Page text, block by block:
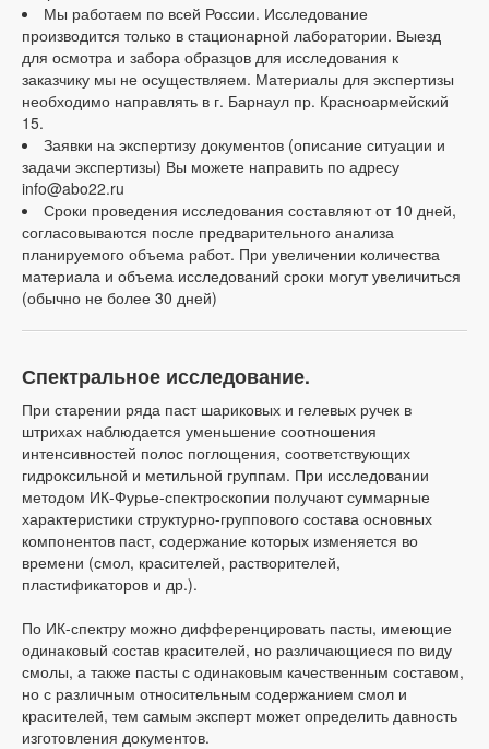
Мы работаем по всей России. Исследование
производится только в стационарной лаборатории. Выезд
для осмотра и забора образцов для исследования к
заказчику мы не осуществляем. Материалы для экспертизы
необходимо направлять в г. Барнаул пр. Красноармейский
15.
Заявки на экспертизу документов (описание ситуации и
задачи экспертизы) Вы можете направить по адресу
info@abo22.ru
Сроки проведения исследования составляют от 10 дней,
согласовываются после предварительного анализа
планируемого объема работ. При увеличении количества
материала и объема исследований сроки могут увеличиться
(обычно не более 30 дней)
Спектральное исследование.
При старении ряда паст шариковых и гелевых ручек в
штрихах наблюдается уменьшение соотношения
интенсивностей полос поглощения, соответствующих
гидроксильной и метильной группам. При исследовании
методом ИК-Фурье-спектроскопии получают суммарные
характеристики структурно-группового состава основных
компонентов паст, содержание которых изменяется во
времени (смол, красителей, растворителей,
пластификаторов и др.).
По ИК-спектру можно дифференцировать пасты, имеющие
одинаковый состав красителей, но различающиеся по виду
смолы, а также пасты с одинаковым качественным составом,
но с различным относительным содержанием смол и
красителей, тем самым эксперт может определить давность
изготовления документов.